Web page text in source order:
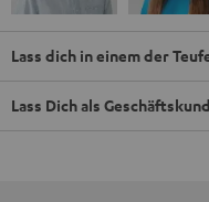
Lass dich in einem der
Lass Dich als